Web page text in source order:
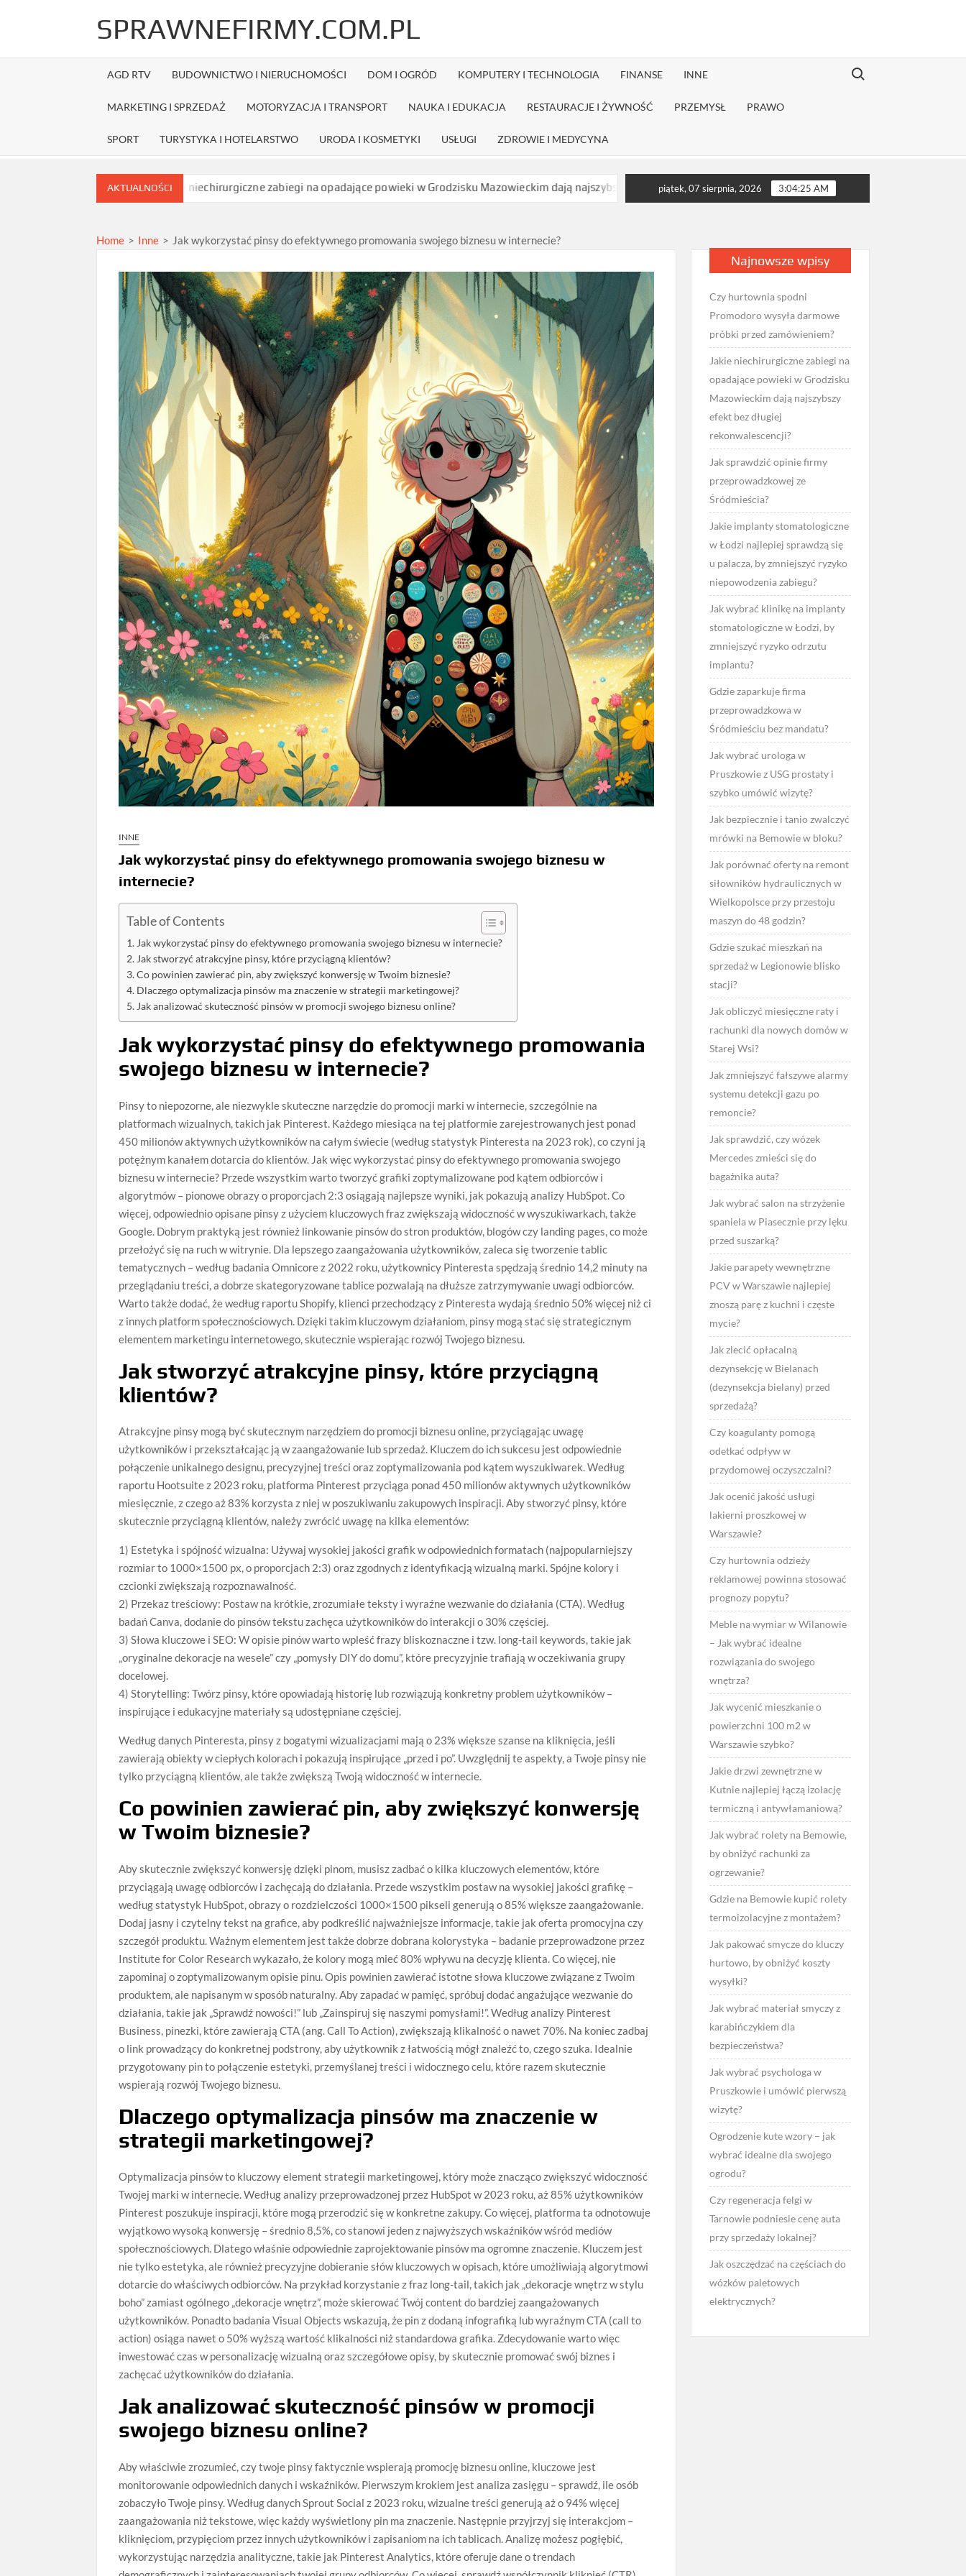
SPRAWNEFIRMY.COM.PL
AGD RTV BUDOWNICTWO I NIERUCHOMOŚCI DOM I OGRÓD KOMPUTERY I TECHNOLOGIA FINANSE INNE
MARKETING I SPRZEDAŻ MOTORYZACJA I TRANSPORT NAUKA I EDUKACJA RESTAURACJE I ŻYWNOŚĆ PRZEMYSŁ PRAWO
SPORT TURYSTYKA I HOTELARSTWO URODA I KOSMETYKI USŁUGI ZDROWIE I MEDYCYNA
Search for:
AKTUALNOŚCI
Jakie niechirurgiczne zabiegi na opadające powieki w Grodzisku Mazowieckim dają najszybszy efekt bez długiej rekonwalescencji? Jak sprawdzić opinie firmy
piątek, 07 sierpnia, 2026 3:04:27 AM
Home > Inne > Jak wykorzystać pinsy do efektywnego promowania swojego biznesu w internecie?
INNE
Jak wykorzystać pinsy do efektywnego promowania swojego biznesu w
internecie?
Table of Contents
Jak wykorzystać pinsy do efektywnego promowania swojego biznesu w internecie?
Jak stworzyć atrakcyjne pinsy, które przyciągną klientów?
Co powinien zawierać pin, aby zwiększyć konwersję w Twoim biznesie?
Dlaczego optymalizacja pinsów ma znaczenie w strategii marketingowej?
Jak analizować skuteczność pinsów w promocji swojego biznesu online?
Jak wykorzystać pinsy do efektywnego promowania
swojego biznesu w internecie?
Pinsy to niepozorne, ale niezwykle skuteczne narzędzie do promocji marki w internecie, szczególnie na
platformach wizualnych, takich jak Pinterest. Każdego miesiąca na tej platformie zarejestrowanych jest ponad
450 milionów aktywnych użytkowników na całym świecie (według statystyk Pinteresta na 2023 rok), co czyni ją
potężnym kanałem dotarcia do klientów. Jak więc wykorzystać pinsy do efektywnego promowania swojego
biznesu w internecie? Przede wszystkim warto tworzyć grafiki zoptymalizowane pod kątem odbiorców i
algorytmów – pionowe obrazy o proporcjach 2:3 osiągają najlepsze wyniki, jak pokazują analizy HubSpot. Co
więcej, odpowiednio opisane pinsy z użyciem kluczowych fraz zwiększają widoczność w wyszukiwarkach, także
Google. Dobrym praktyką jest również linkowanie pinsów do stron produktów, blogów czy landing pages, co może
przełożyć się na ruch w witrynie. Dla lepszego zaangażowania użytkowników, zaleca się tworzenie tablic
tematycznych – według badania Omnicore z 2022 roku, użytkownicy Pinteresta spędzają średnio 14,2 minuty na
przeglądaniu treści, a dobrze skategoryzowane tablice pozwalają na dłuższe zatrzymywanie uwagi odbiorców.
Warto także dodać, że według raportu Shopify, klienci przechodzący z Pinteresta wydają średnio 50% więcej niż ci
z innych platform społecznościowych. Dzięki takim kluczowym działaniom, pinsy mogą stać się strategicznym
elementem marketingu internetowego, skutecznie wspierając rozwój Twojego biznesu.
Jak stworzyć atrakcyjne pinsy, które przyciągną
klientów?
Atrakcyjne pinsy mogą być skutecznym narzędziem do promocji biznesu online, przyciągając uwagę
użytkowników i przekształcając ją w zaangażowanie lub sprzedaż. Kluczem do ich sukcesu jest odpowiednie
połączenie unikalnego designu, precyzyjnej treści oraz zoptymalizowania pod kątem wyszukiwarek. Według
raportu Hootsuite z 2023 roku, platforma Pinterest przyciąga ponad 450 milionów aktywnych użytkowników
miesięcznie, z czego aż 83% korzysta z niej w poszukiwaniu zakupowych inspiracji. Aby stworzyć pinsy, które
skutecznie przyciągną klientów, należy zwrócić uwagę na kilka elementów:
1) Estetyka i spójność wizualna: Używaj wysokiej jakości grafik w odpowiednich formatach (najpopularniejszy
rozmiar to 1000×1500 px, o proporcjach 2:3) oraz zgodnych z identyfikacją wizualną marki. Spójne kolory i
czcionki zwiększają rozpoznawalność.
2) Przekaz treściowy: Postaw na krótkie, zrozumiałe teksty i wyraźne wezwanie do działania (CTA). Według
badań Canva, dodanie do pinsów tekstu zachęca użytkowników do interakcji o 30% częściej.
3) Słowa kluczowe i SEO: W opisie pinów warto wpleść frazy bliskoznaczne i tzw. long-tail keywords, takie jak
„oryginalne dekoracje na wesele” czy „pomysły DIY do domu”, które precyzyjnie trafiają w oczekiwania grupy
docelowej.
4) Storytelling: Twórz pinsy, które opowiadają historię lub rozwiązują konkretny problem użytkowników –
inspirujące i edukacyjne materiały są udostępniane częściej.
Według danych Pinteresta, pinsy z bogatymi wizualizacjami mają o 23% większe szanse na kliknięcia, jeśli
zawierają obiekty w ciepłych kolorach i pokazują inspirujące „przed i po”. Uwzględnij te aspekty, a Twoje pinsy nie
tylko przyciągną klientów, ale także zwiększą Twoją widoczność w internecie.
Co powinien zawierać pin, aby zwiększyć konwersję
w Twoim biznesie?
Aby skutecznie zwiększyć konwersję dzięki pinom, musisz zadbać o kilka kluczowych elementów, które
przyciągają uwagę odbiorców i zachęcają do działania. Przede wszystkim postaw na wysokiej jakości grafikę –
według statystyk HubSpot, obrazy o rozdzielczości 1000×1500 pikseli generują o 85% większe zaangażowanie.
Dodaj jasny i czytelny tekst na grafice, aby podkreślić najważniejsze informacje, takie jak oferta promocyjna czy
szczegół produktu. Ważnym elementem jest także dobrze dobrana kolorystyka – badanie przeprowadzone przez
Institute for Color Research wykazało, że kolory mogą mieć 80% wpływu na decyzję klienta. Co więcej, nie
zapominaj o zoptymalizowanym opisie pinu. Opis powinien zawierać istotne słowa kluczowe związane z Twoim
produktem, ale napisanym w sposób naturalny. Aby zapadać w pamięć, spróbuj dodać angażujące wezwanie do
działania, takie jak „Sprawdź nowości!” lub „Zainspiruj się naszymi pomysłami!”. Według analizy Pinterest
Business, pinezki, które zawierają CTA (ang. Call To Action), zwiększają klikalność o nawet 70%. Na koniec zadbaj
o link prowadzący do konkretnej podstrony, aby użytkownik z łatwością mógł znaleźć to, czego szuka. Idealnie
przygotowany pin to połączenie estetyki, przemyślanej treści i widocznego celu, które razem skutecznie
wspierają rozwój Twojego biznesu.
Dlaczego optymalizacja pinsów ma znaczenie w
strategii marketingowej?
Optymalizacja pinsów to kluczowy element strategii marketingowej, który może znacząco zwiększyć widoczność
Twojej marki w internecie. Według analizy przeprowadzonej przez HubSpot w 2023 roku, aż 85% użytkowników
Pinterest poszukuje inspiracji, które mogą przerodzić się w konkretne zakupy. Co więcej, platforma ta odnotowuje
wyjątkowo wysoką konwersję – średnio 8,5%, co stanowi jeden z najwyższych wskaźników wśród mediów
społecznościowych. Dlatego właśnie odpowiednie zaprojektowanie pinsów ma ogromne znaczenie. Kluczem jest
nie tylko estetyka, ale również precyzyjne dobieranie słów kluczowych w opisach, które umożliwiają algorytmowi
dotarcie do właściwych odbiorców. Na przykład korzystanie z fraz long-tail, takich jak „dekoracje wnętrz w stylu
boho” zamiast ogólnego „dekoracje wnętrz”, może skierować Twój content do bardziej zaangażowanych
użytkowników. Ponadto badania Visual Objects wskazują, że pin z dodaną infografiką lub wyraźnym CTA (call to
action) osiąga nawet o 50% wyższą wartość klikalności niż standardowa grafika. Zdecydowanie warto więc
inwestować czas w personalizację wizualną oraz szczegółowe opisy, by skutecznie promować swój biznes i
zachęcać użytkowników do działania.
Jak analizować skuteczność pinsów w promocji
swojego biznesu online?
Aby właściwie zrozumieć, czy twoje pinsy faktycznie wspierają promocję biznesu online, kluczowe jest
monitorowanie odpowiednich danych i wskaźników. Pierwszym krokiem jest analiza zasięgu – sprawdź, ile osób
zobaczyło Twoje pinsy. Według danych Sprout Social z 2023 roku, wizualne treści generują aż o 94% więcej
zaangażowania niż tekstowe, więc każdy wyświetlony pin ma znaczenie. Następnie przyjrzyj się interakcjom –
kliknięciom, przypięciom przez innych użytkowników i zapisaniom na ich tablicach. Analizę możesz pogłębić,
wykorzystując narzędzia analityczne, takie jak Pinterest Analytics, które oferuje dane o trendach
Najnowsze wpisy
Czy hurtownia spodni
Promodoro wysyła darmowe
próbki przed zamówieniem?
Jakie niechirurgiczne zabiegi na
opadające powieki w Grodzisku
Mazowieckim dają najszybszy
efekt bez długiej
rekonwalescencji?
Jak sprawdzić opinie firmy
przeprowadzkowej ze
Śródmieścia?
Jakie implanty stomatologiczne
w Łodzi najlepiej sprawdzą się
u palacza, by zmniejszyć ryzyko
niepowodzenia zabiegu?
Jak wybrać klinikę na implanty
stomatologiczne w Łodzi, by
zmniejszyć ryzyko odrzutu
implantu?
Gdzie zaparkuje firma
przeprowadzkowa w
Śródmieściu bez mandatu?
Jak wybrać urologa w
Pruszkowie z USG prostaty i
szybko umówić wizytę?
Jak bezpiecznie i tanio zwalczyć
mrówki na Bemowie w bloku?
Jak porównać oferty na remont
siłowników hydraulicznych w
Wielkopolsce przy przestoju
maszyn do 48 godzin?
Gdzie szukać mieszkań na
sprzedaż w Legionowie blisko
stacji?
Jak obliczyć miesięczne raty i
rachunki dla nowych domów w
Starej Wsi?
Jak zmniejszyć fałszywe alarmy
systemu detekcji gazu po
remoncie?
Jak sprawdzić, czy wózek
Mercedes zmieści się do
bagażnika auta?
Jak wybrać salon na strzyżenie
spaniela w Piasecznie przy lęku
przed suszarką?
Jakie parapety wewnętrzne
PCV w Warszawie najlepiej
znoszą parę z kuchni i częste
mycie?
Jak zlecić opłacalną
dezynsekcję w Bielanach
(dezynsekcja bielany) przed
sprzedażą?
Czy koagulanty pomogą
odetkać odpływ w
przydomowej oczyszczalni?
Jak ocenić jakość usługi
lakierni proszkowej w
Warszawie?
Czy hurtownia odzieży
reklamowej powinna stosować
prognozy popytu?
Meble na wymiar w Wilanowie
– Jak wybrać idealne
rozwiązania do swojego
wnętrza?
Jak wycenić mieszkanie o
powierzchni 100 m2 w
Warszawie szybko?
Jakie drzwi zewnętrzne w
Kutnie najlepiej łączą izolację
termiczną i antywłamaniową?
Jak wybrać rolety na Bemowie,
by obniżyć rachunki za
ogrzewanie?
Gdzie na Bemowie kupić rolety
termoizolacyjne z montażem?
Jak pakować smycze do kluczy
hurtowo, by obniżyć koszty
wysyłki?
Jak wybrać materiał smyczy z
karabińczykiem dla
bezpieczeństwa?
Jak wybrać psychologa w
Pruszkowie i umówić pierwszą
wizytę?
Ogrodzenie kute wzory – jak
wybrać idealne dla swojego
ogrodu?
Czy regeneracja felgi w
Tarnowie podniesie cenę auta
przy sprzedaży lokalnej?
Jak oszczędzać na częściach do
wózków paletowych
elektrycznych?